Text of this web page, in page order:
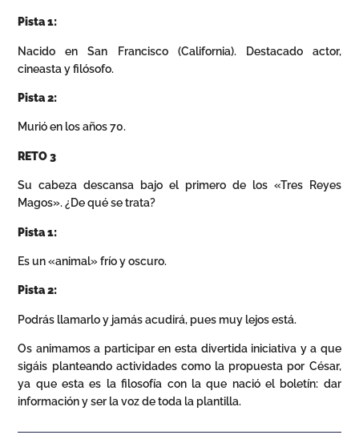
Pista 1:
Nacido en San Francisco (California). Destacado actor,
cineasta y filósofo.
Pista 2:
Murió en los años 70.
RETO 3
Su cabeza descansa bajo el primero de los «Tres Reyes
Magos». ¿De qué se trata?
Pista 1:
Es un «animal» frío y oscuro.
Pista 2:
Podrás llamarlo y jamás acudirá, pues muy lejos está.
Os animamos a participar en esta divertida iniciativa y a que
sigáis planteando actividades como la propuesta por César,
ya que esta es la filosofía con la que nació el boletín: dar
información y ser la voz de toda la plantilla.